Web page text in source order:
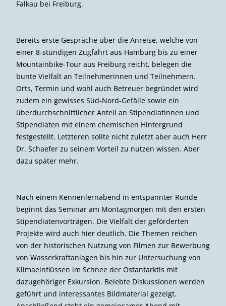
Stipendiatenseminar Vilm 2019
© Heike Schwermer
Strahlender Sonnenschein und angenehme 20 Grad
begrüßen die Stipendiatinnen und Stipendiaten zum
161. Stipendiatenseminar im idyllischen Schwarzwald in
Falkau bei Freiburg.
einer 8-stündigen Zugfahrt aus Hamburg bis zu einer
Mountainbike-Tour aus Freiburg reicht, belegen die
bunte Vielfalt an Teilnehmerinnen und Teilnehmern.
Orts, Termin und wohl auch Betreuer begründet wird
zudem ein gewisses Süd-Nord-Gefälle sowie ein
überdurchschnittlicher Anteil an Stipendiatinnen und
Stipendiaten mit einem chemischen Hintergrund
festgestellt. Letzteren sollte nicht zuletzt aber auch Herr
Dr. Schaefer zu seinem Vorteil zu nutzen wissen. Aber